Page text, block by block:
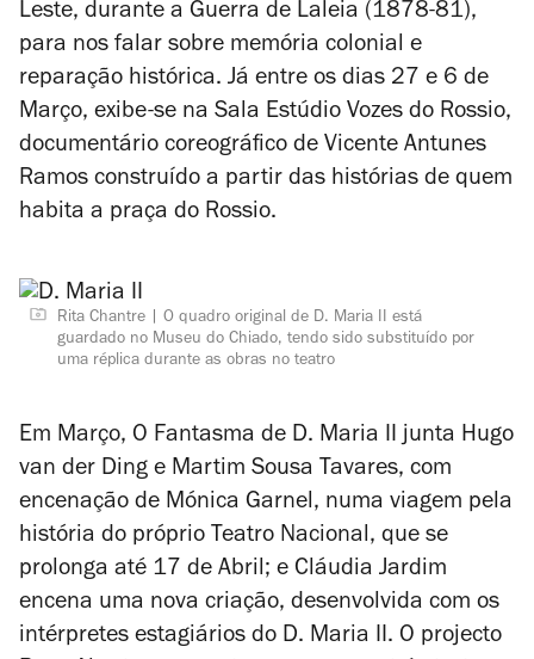
Leste, durante a Guerra de Laleia (1878-81),
para nos falar sobre memória colonial e
reparação histórica. Já entre os dias 27 e 6 de
Março, exibe-se na Sala Estúdio Vozes do Rossio,
documentário coreográfico de Vicente Antunes
Ramos construído a partir das histórias de quem
habita a praça do Rossio.
Rita Chantre
O quadro original de D. Maria II está
guardado no Museu do Chiado, tendo sido substituído por
uma réplica durante as obras no teatro
Em Março, O Fantasma de D. Maria II junta Hugo
van der Ding e Martim Sousa Tavares, com
encenação de Mónica Garnel, numa viagem pela
história do próprio Teatro Nacional, que se
prolonga até 17 de Abril; e Cláudia Jardim
encena uma nova criação, desenvolvida com os
intérpretes estagiários do D. Maria II. O projecto